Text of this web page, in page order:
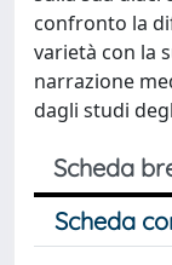
confronto la
varietà con la
narrazione
dagli studi
Scheda
Scheda